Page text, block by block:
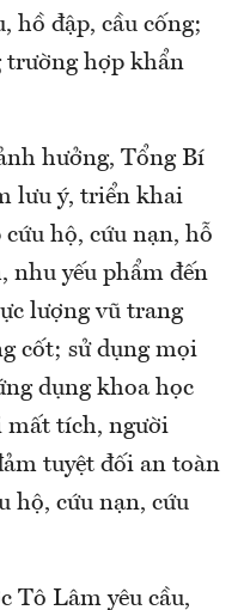
hồ đập, cầu cống;
trường hợp khẩn
hưởng, Tổng Bí
lưu ý, triển khai
hộ, cứu nạn, hỗ
nhu yếu phẩm đến
lượng vũ trang
cốt; sử dụng mọi
dụng khoa học
mất tích, người
tuyệt đối an toàn
hộ, cứu nạn, cứu
Tô Lâm yêu cầu,